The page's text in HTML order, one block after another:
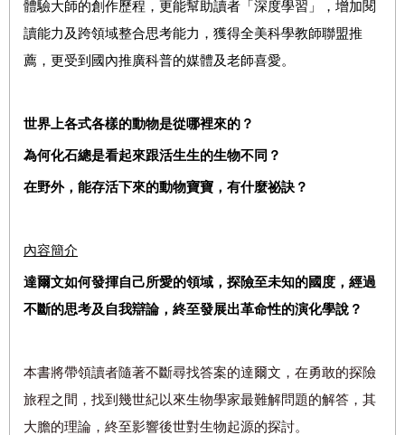
體驗大師的創作歷程，更能幫助讀者 「深度學習」， 增加閱
讀能力及跨領域整合思考能力 ，獲得全美科學教師聯盟推
薦，更受到國內推廣科普的媒體及老師喜愛。
世界上各式各樣的動物是從哪裡來的？
為何化石總是看起來跟活生生的生物不同？
在野外，能存活下來的動物寶寶，有什麼祕訣？
內容簡介
達爾文如何發揮自己所愛的領域，探險至未知的國度，經過
不斷的思考及自我辯論，終至發展出革命性的演化學說？
本書將帶領讀者隨著不斷尋找答案的達爾文，在勇敢的探險
旅程之間，找到幾世紀以來生物學家最難解問題的解答，其
大膽的理論，終至影響後世對生物起源的探討。